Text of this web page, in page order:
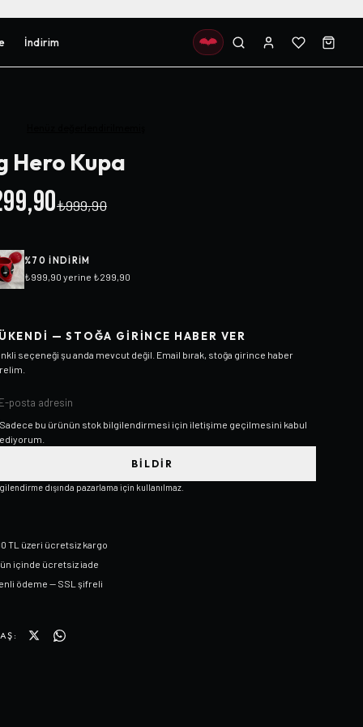
İndirim
Hero Kupa
₺999,90
%70 INDIRIM
₺999,90 yerine ₺299,90
— STOĞA GIRINCE HABER VER
seçeneği şu anda mevcut değil. Email bırak, stoğa girince haber
Sadece bu ürünün stok bilgilendirmesi için iletişime geçilmesini kabul
ediyorum.
BILDIR
dışında pazarlama için kullanılmaz.
TL üzeri ücretsiz kargo
içinde ücretsiz iade
ödeme — SSL şifreli